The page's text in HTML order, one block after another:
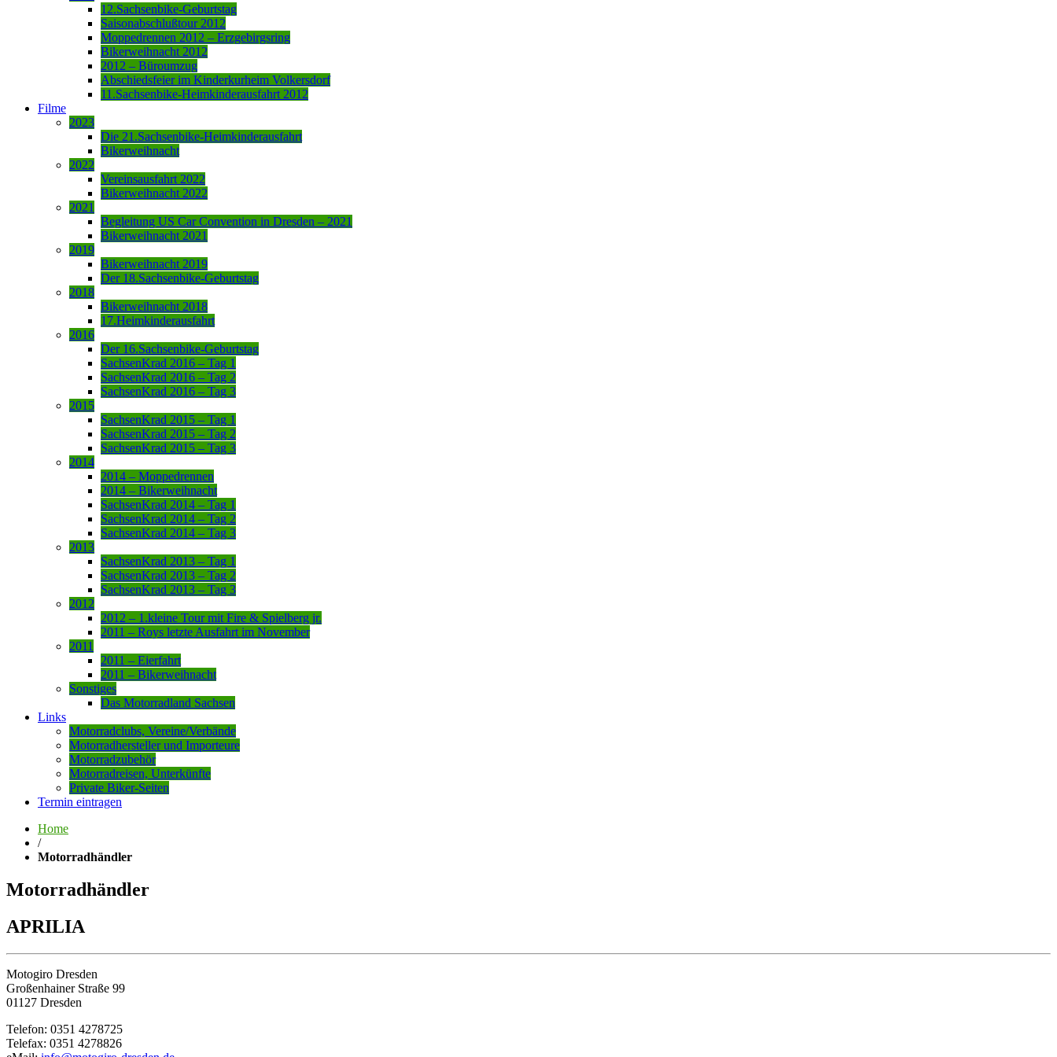
12.Sachsenbike-Geburtstag
Saisonabschlußtour 2012
Moppedrennen 2012 – Erzgebirgsring
Bikerweihnacht 2012
2012 – Büroumzug
Abschiedsfeier im Kinderkurheim Volkersdorf
11.Sachsenbike-Heimkinderausfahrt 2012
Filme
2023
Die 21.Sachsenbike-Heimkinderausfahrt
Bikerweihnacht
2022
Vereinsausfahrt 2022
Bikerweihnacht 2022
2021
Begleitung US Car Convention in Dresden – 2021
Bikerweihnacht 2021
2019
Bikerweihnacht 2019
Der 18.Sachsenbike-Geburtstag
2018
Bikerweihnacht 2018
17.Heimkinderausfahrt
2016
Der 16.Sachsenbike-Geburtstag
SachsenKrad 2016 – Tag 1
SachsenKrad 2016 – Tag 2
SachsenKrad 2016 – Tag 3
2015
SachsenKrad 2015 – Tag 1
SachsenKrad 2015 – Tag 2
SachsenKrad 2015 – Tag 3
2014
2014 – Moppedrennen
2014 – Bikerweihnacht
SachsenKrad 2014 – Tag 1
SachsenKrad 2014 – Tag 2
SachsenKrad 2014 – Tag 3
2013
SachsenKrad 2013 – Tag 1
SachsenKrad 2013 – Tag 2
SachsenKrad 2013 – Tag 3
2012
2012 – 1.kleine Tour mit Fire & Spielberg jr.
2011 – Roys letzte Ausfahrt im November
2011
2011 – Eierfahrt
2011 – Bikerweihnacht
Sonstiges
Das Motorradland Sachsen
Links
Motorradclubs, Vereine/Verbände
Motorradhersteller und Importeure
Motorradzubehör
Motorradreisen, Unterkünfte
Private Biker-Seiten
Termin eintragen
Home
/
Motorradhändler
Motorradhändler
APRILIA
Motogiro Dresden
Großenhainer Straße 99
01127 Dresden
Telefon: 0351 4278725
Telefax: 0351 4278826